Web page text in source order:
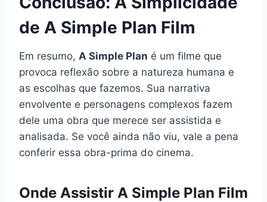
de A Simple Plan Film
Em resumo, A Simple Plan é um filme que
provoca reflexão sobre a natureza humana e
as escolhas que fazemos. Sua narrativa
envolvente e personagens complexos fazem
dele uma obra que merece ser assistida e
analisada. Se você ainda não viu, vale a pena
conferir essa obra-prima do cinema.
Onde Assistir A Simple Plan Film